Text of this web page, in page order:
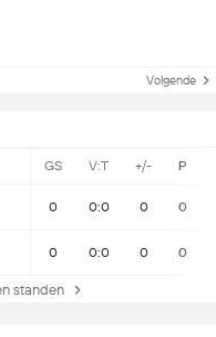
Volgende
GS V:T +/- P
0 0:0 0 0
0 0:0 0 0
standen